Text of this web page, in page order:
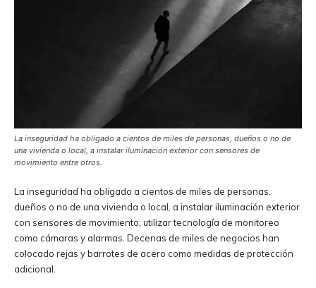
La inseguridad ha obligado a cientos de miles de personas, dueños o no de
una vivienda o local, a instalar iluminación exterior con sensores de
movimiento entre otros.
La inseguridad ha obligado a cientos de miles de personas,
dueños o no de una vivienda o local, a instalar iluminación exterior
con sensores de movimiento; utilizar tecnología de monitoreo
como cámaras y alarmas. Decenas de miles de negocios han
colocado rejas y barrotes de acero como medidas de protección
adicional.